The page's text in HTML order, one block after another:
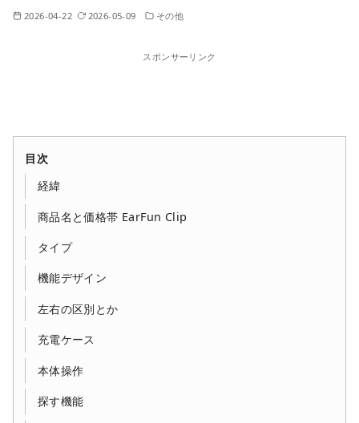
2026-04-22 2026-05-09 その他
スポンサーリンク
目次
経緯
商品名と価格帯 EarFun Clip
タイプ
機能デザイン
左右の区別とか
充電ケース
本体操作
探す機能